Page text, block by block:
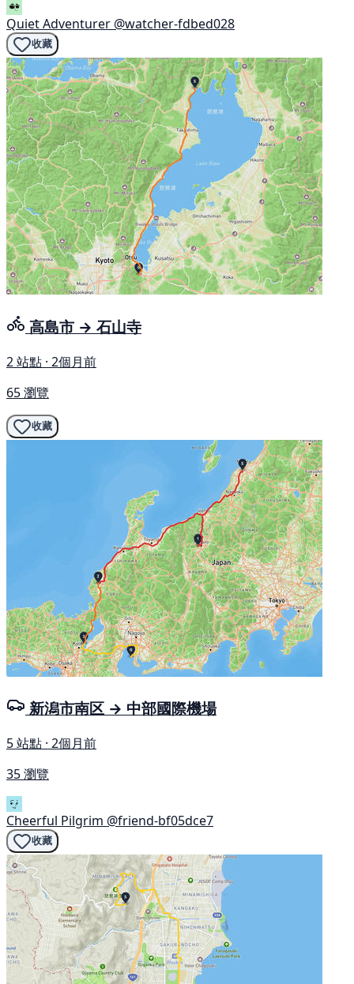
Quiet Adventurer @watcher-fdbed028
收藏
高島市 → 石山寺
2 站點 · 2個月前
65 瀏覽
收藏
新潟市南区 → 中部國際機場
5 站點 · 2個月前
35 瀏覽
Cheerful Pilgrim @friend-bf05dce7
收藏